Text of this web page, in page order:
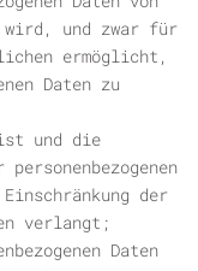
und zwar für
ermöglicht,
Daten zu
und die
der
verlangt;
Daten